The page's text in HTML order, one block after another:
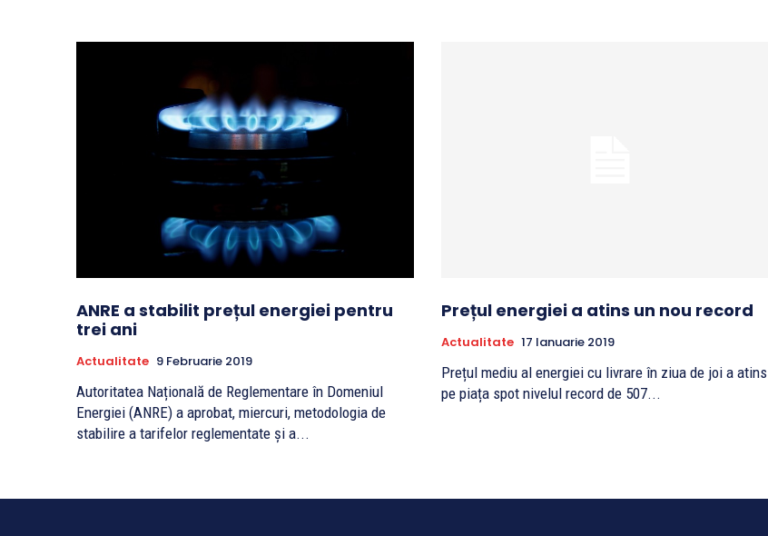
ANRE a stabilit prețul energiei pentru
trei ani
Actualitate 9 Februarie 2019
Autoritatea Națională de Reglementare în Domeniul
Energiei (ANRE) a aprobat, miercuri, metodologia de
stabilire a tarifelor reglementate şi a...
Prețul energiei a atins un nou record
Actualitate 17 Ianuarie 2019
Prețul mediu al energiei cu livrare în ziua de joi a atins
pe piața spot nivelul record de 507...